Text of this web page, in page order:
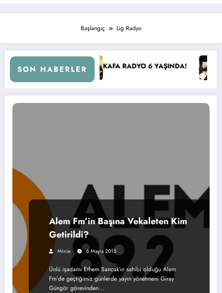
Başlangıç Lig Radyo
SON HABERLER
Döndü! KAFA RADYO 6 YAŞINDA! İBB Başkanı
Alem Fm’in Başına Vekaleten Kim
Getirildi?
Minie 6 Mayıs 2015
Ünlü işadamı Ethem Sancak’ın sahibi olduğu Alem
Fm’de geçtiğimiz günlerde yayın yönetmeni Giray
Güngör görevinden…